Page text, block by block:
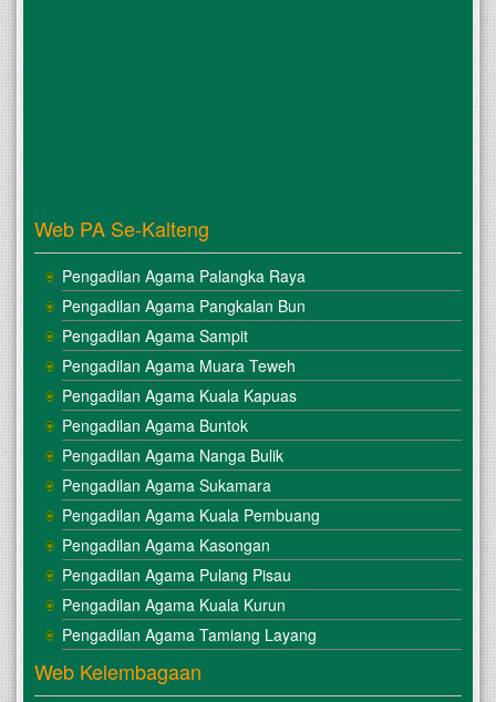
Web PA Se-Kalteng
Pengadilan Agama Palangka Raya
Pengadilan Agama Pangkalan Bun
Pengadilan Agama Sampit
Pengadilan Agama Muara Teweh
Pengadilan Agama Kuala Kapuas
Pengadilan Agama Buntok
Pengadilan Agama Nanga Bulik
Pengadilan Agama Sukamara
Pengadilan Agama Kuala Pembuang
Pengadilan Agama Kasongan
Pengadilan Agama Pulang Pisau
Pengadilan Agama Kuala Kurun
Pengadilan Agama Tamiang Layang
Web Kelembagaan